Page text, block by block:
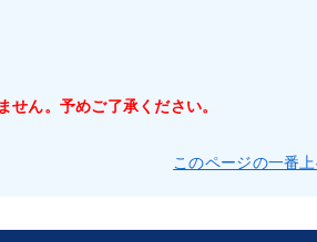
ん。予めご了承ください。
このページの一番